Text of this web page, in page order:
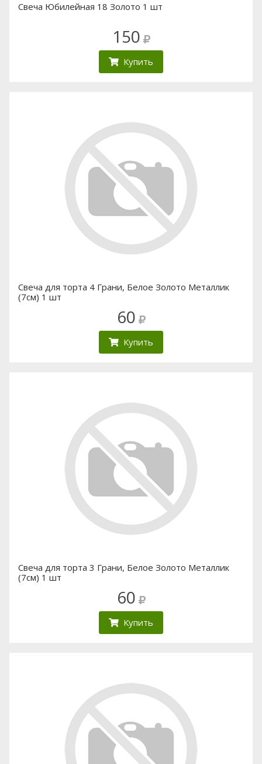
Свеча Юбилейная 18 Золото 1 шт
150
Купить
Свеча для торта 4 Грани, Белое Золото Металлик
(7см) 1 шт
60
Купить
Свеча для торта 3 Грани, Белое Золото Металлик
(7см) 1 шт
60
Купить